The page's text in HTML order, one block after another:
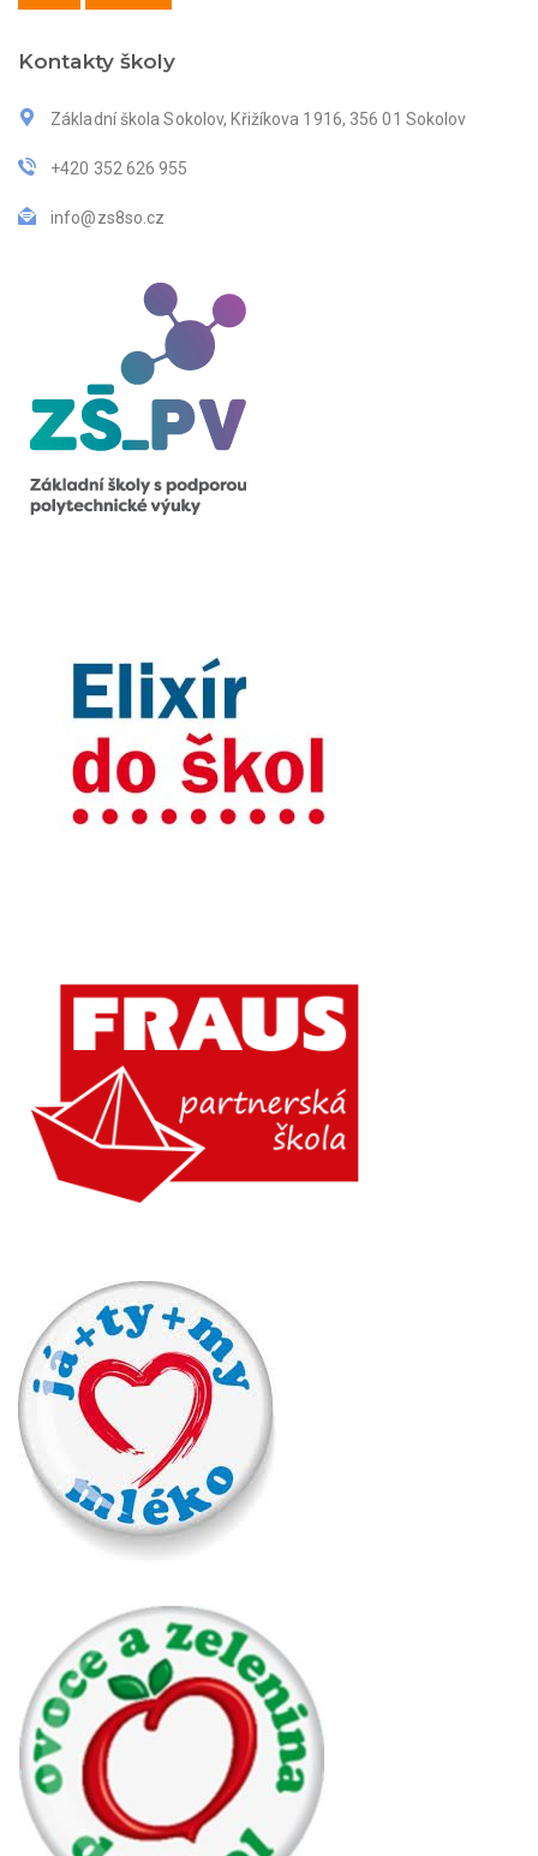
Kontakty školy
Základní škola Sokolov, Křižíkova 1916, 356 01 Sokolov
+420 352 626 955
info@zs8so.cz